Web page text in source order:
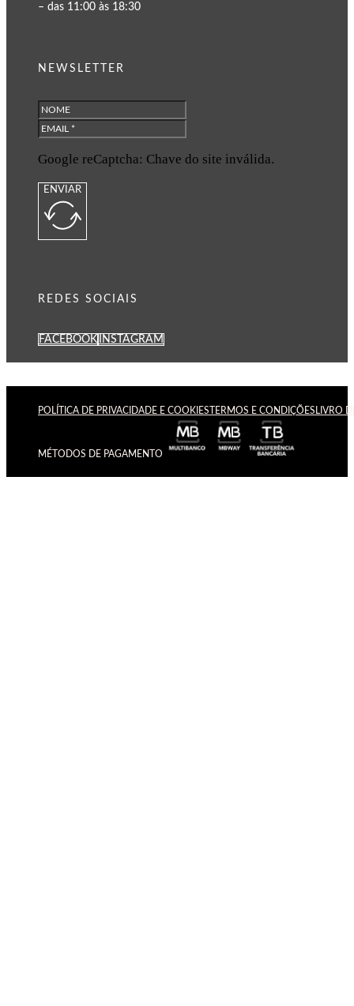
– das 11:00 às 18:30
NEWSLETTER
Google reCaptcha: Chave do site inválida.
ENVIAR
REDES SOCIAIS
FACEBOOK INSTAGRAM
POLÍTICA DE PRIVACIDADE E COOKIES TERMOS E CONDIÇÕES LIVRO
MÉTODOS DE PAGAMENTO